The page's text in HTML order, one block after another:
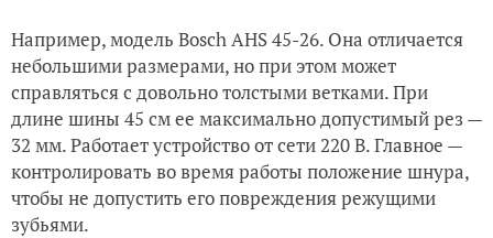
Например, модель Bosch AHS 45-26. Она отличается
небольшими размерами, но при этом может
справляться с довольно толстыми ветками. При
длине шины 45 см ее максимально допустимый рез —
32 мм. Работает устройство от сети 220 В. Главное —
контролировать во время работы положение шнура,
чтобы не допустить его повреждения режущими
зубьями.